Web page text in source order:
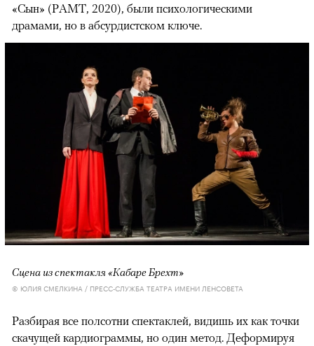
«Сын» (РАМТ, 2020), были психологическими
драмами, но в абсурдистском ключе.
Сцена из спектакля «Кабаре Брехт»
© ЮЛИЯ СМЕЛКИНА / ПРЕСС-СЛУЖБА ТЕАТРА ИМЕНИ ЛЕНСОВЕТА
Разбирая все полсотни спектаклей, видишь их как точки
скачущей кардиограммы, но один метод. Деформируя